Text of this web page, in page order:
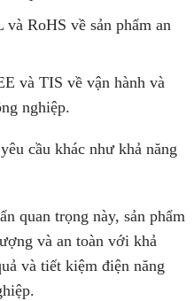
RoHS về sản phẩm an
và TIS về vận hành và
nghiệp.
cầu khác như khả năng
quan trọng này, sản phẩm
và an toàn với khả
và tiết kiệm điện năng